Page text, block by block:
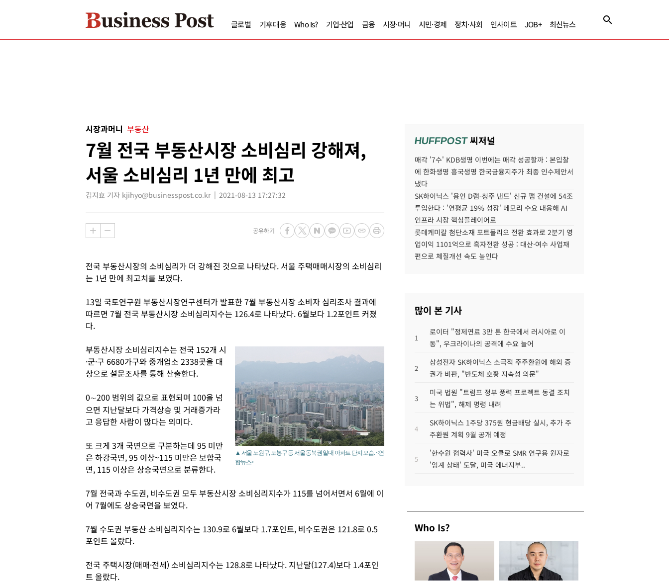
글로벌 기후대응 Who Is? 기업·산업 금융 시장·머니 시민·경제 정치·사회 인사이트 JOB+ 최신뉴스
시장과머니 부동산
7월 전국 부동산시장 소비심리 강해져,
서울 소비심리 1년 만에 최고
김지효 기자 kjihyo@businesspost.co.kr 2021-08-13 17:27:32
공유하기
전국 부동산시장의 소비심리가 더 강해진 것으로 나타났다. 서울 주택매매시장의 소비심리
는 1년 만에 최고치를 보였다.
13일 국토연구원 부동산시장연구센터가 발표한 7월 부동산시장 소비자 심리조사 결과에
따르면 7월 전국 부동산시장 소비심리지수는 126.4로 나타났다. 6월보다 1.2포인트 커졌
다.
▲ 서울 노원구, 도봉구 등 서울 동북권 일대 아파트 단지 모습. <연
합뉴스>
부동산시장 소비심리지수는 전국 152개 시
·군·구 6680가구와 중개업소 2338곳을 대
상으로 설문조사를 통해 산출한다.
0∼200 범위의 값으로 표현되며 100을 넘
으면 지난달보다 가격상승 및 거래증가라
고 응답한 사람이 많다는 의미다.
또 크게 3개 국면으로 구분하는데 95 미만
은 하강국면, 95 이상~115 미만은 보합국
면, 115 이상은 상승국면으로 분류한다.
7월 전국과 수도권, 비수도권 모두 부동산시장 소비심리지수가 115를 넘어서면서 6월에 이
어 7월에도 상승국면을 보였다.
7월 수도권 부동산 소비심리지수는 130.9로 6월보다 1.7포인트, 비수도권은 121.8로 0.5
포인트 올랐다.
전국 주택시장(매매·전세) 소비심리지수는 128.8로 나타났다. 지난달(127.4)보다 1.4포인
트 올랐다.
HUFFPOST씨저널
매각 '7수' KDB생명 이번에는 매각 성공할까 : 본입찰
에 한화생명 흥국생명 한국금융지주가 최종 인수제안서
냈다
SK하이닉스 '용인 D램-청주 낸드' 신규 팹 건설에 54조
투입한다 : '연평균 19% 성장' 메모리 수요 대응해 AI
인프라 시장 핵심플레이어로
롯데케미칼 첨단소재 포트폴리오 전환 효과로 2분기 영
업이익 1101억으로 흑자전환 성공 : 대산·여수 사업재
편으로 체질개선 속도 높인다
많이 본 기사
1
로이터 "정제연료 3만 톤 한국에서 러시아로 이
동", 우크라이나의 공격에 수요 늘어
2
삼성전자 SK하이닉스 소극적 주주환원에 해외 증
권가 비판, "반도체 호황 지속성 의문"
3
미국 법원 "트럼프 정부 풍력 프로젝트 동결 조치
는 위법", 해제 명령 내려
4
SK하이닉스 1주당 375원 현금배당 실시, 추가 주
주환원 계획 9월 공개 예정
5
'한수원 협력사' 미국 오클로 SMR 연구용 원자로
'임계 상태' 도달, 미국 에너지부..
Who Is?